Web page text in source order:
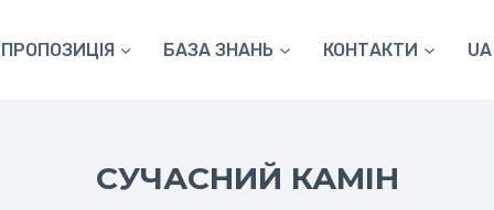
ПРОПОЗИЦІЯ БАЗА ЗНАНЬ КОНТАКТИ UA
СУЧАСНИЙ КАМІН